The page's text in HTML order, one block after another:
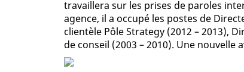
travaillera sur les prises de paroles
agence, il a occupé les postes de
clientèle Pôle Strategy (2012 – 2013),
de conseil (2003 – 2010). Une